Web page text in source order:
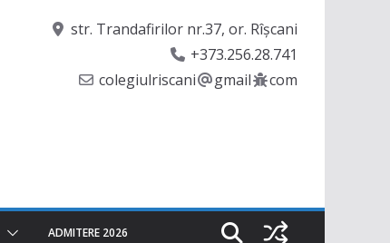
str. Trandafirilor nr.37, or. Rîşcani
+373.256.28.741
colegiulriscani
gmail com
ADMITERE 2026